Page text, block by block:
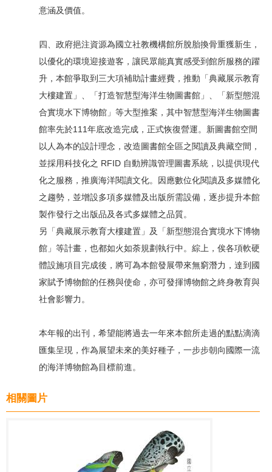
意涵及價值。
四、政府挹注資源為國立社教機構館所脫胎換骨重獲新生，
以優化的環境迎接遊客，讓民眾能真實感受到館所服務的躍
升，本館爭取到三大項補助計畫經費，推動「典藏展示教育
大樓建置」、「打造智慧型海洋生物圖書館」、「新型態混
合實境水下博物館」等大型推案，其中智慧型海洋生物圖書
館率先於111年底改造完成，正式恢復營運。新圖書館空間
以人為本的設計理念，改造圖書館全區之閱讀及典藏空間，
並採用科技化之 RFID 自動辨識管理圖書系統，以提供現代
化之服務，推廣海洋閱讀文化。因應數位化閱讀及多媒體化
之趨勢，並增設多項多媒體及出版所需設備，逐步提升本館
製作發行之出版品及各式多媒體之品質。
另「典藏展示教育大樓建置」及「新型態混合實境水下博物
館」等計畫，也都如火如荼規劃執行中。綜上，俟各項軟硬
體設施項目完成後，將可為本館發展帶來無窮潛力，達到國
家賦予博物館的任務與使命，亦可發揮博物館之終身教育與
社會影響力。
本年報的出刊，希望能將過去一年來本館所走過的點點滴滴
匯集呈現，作為展望未來的美好種子，一步步朝向國際一流
的海洋博物館為目標前進。
相關圖片